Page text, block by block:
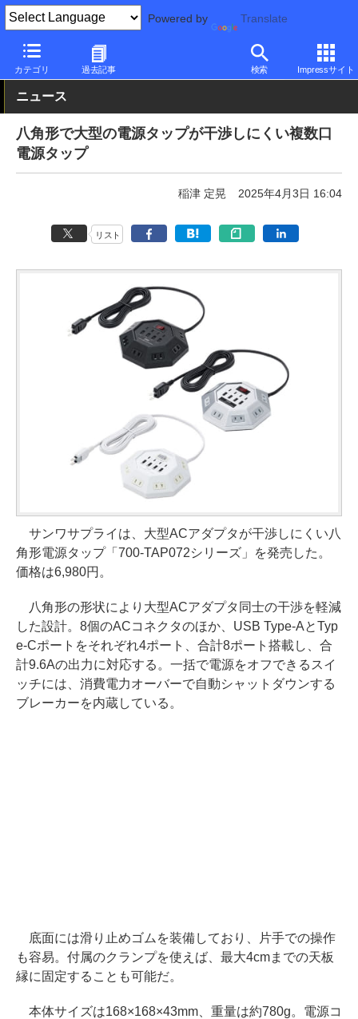
Powered by Translate
カテゴリ 過去記事 検索 Impressサイト
PC Watch 半導体/周辺機器 充電器
ニュース
八角形で大型の電源タップが干渉しにくい複数口
電源タップ
稲津 定晃 2025年4月3日 16:04
リスト
サンワサプライは、大型ACアダプタが干渉しにくい八
角形電源タップ「700-TAP072シリーズ」を発売した。
価格は6,980円。
八角形の形状により大型ACアダプタ同士の干渉を軽減
した設計。8個のACコネクタのほか、USB Type-AとTyp
e-Cポートをそれぞれ4ポート、合計8ポート搭載し、合
計9.6Aの出力に対応する。一括で電源をオフできるスイ
ッチには、消費電力オーバーで自動シャットダウンする
ブレーカーを内蔵している。
底面には滑り止めゴムを装備しており、片手での操作
も容易。付属のクランプを使えば、最大4cmまでの天板
縁に固定することも可能だ。
本体サイズは168×168×43mm、重量は約780g。電源コ